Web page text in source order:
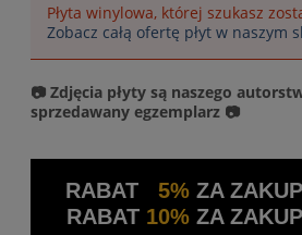
Płyta winylowa, której szukasz
Zobacz całą ofertę płyt w naszym
📷 Zdjęcia płyty są naszego
sprzedawany egzemplarz 📷
RABAT 5% ZA
RABAT 10%ZA